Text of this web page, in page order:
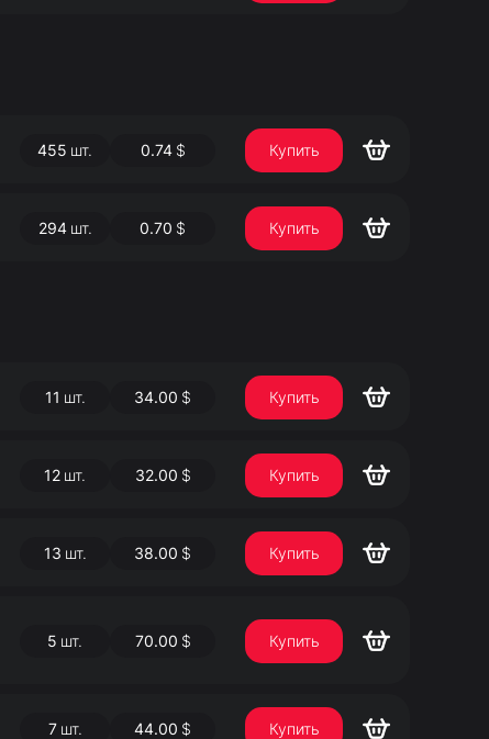
455 шт. 0.74 $ Купить
294 шт. 0.70 $ Купить
11 шт. 34.00 $ Купить
12 шт. 32.00 $ Купить
13 шт. 38.00 $ Купить
5 шт. 70.00 $ Купить
7 шт. 44.00 $ Купить